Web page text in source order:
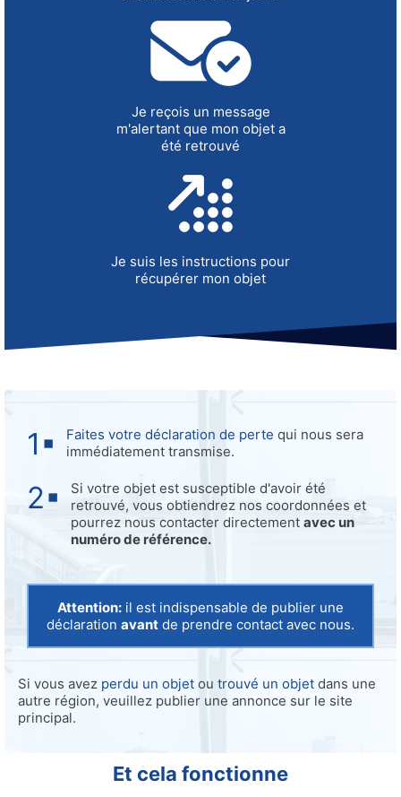
Je reçois un message
m'alertant que mon objet a
été retrouvé
Je suis les instructions pour
récupérer mon objet
Faites votre déclaration de perte qui nous sera
immédiatement transmise.
Si votre objet est susceptible d'avoir été
retrouvé, vous obtiendrez nos coordonnées et
pourrez nous contacter directement avec un
numéro de référence.
Attention: il est indispensable de publier une
déclaration avant de prendre contact avec nous.
Si vous avez perdu un objet ou trouvé un objet dans une
autre région, veuillez publier une annonce sur le site
principal.
Et cela fonctionne